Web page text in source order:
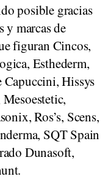
posible gracias
y marcas de
figuran Cincos,
Esthederm,
Capuccini, Hissys
Ros’s, Scens,
SQT Spain
Dunasoft,